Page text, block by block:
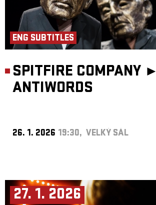
ENG SUBTITLES
SPITFIRE COMPANY ►
ANTIWORDS
26. 1. 2026 19:30, VELKÝ SÁL
27. 1. 2026